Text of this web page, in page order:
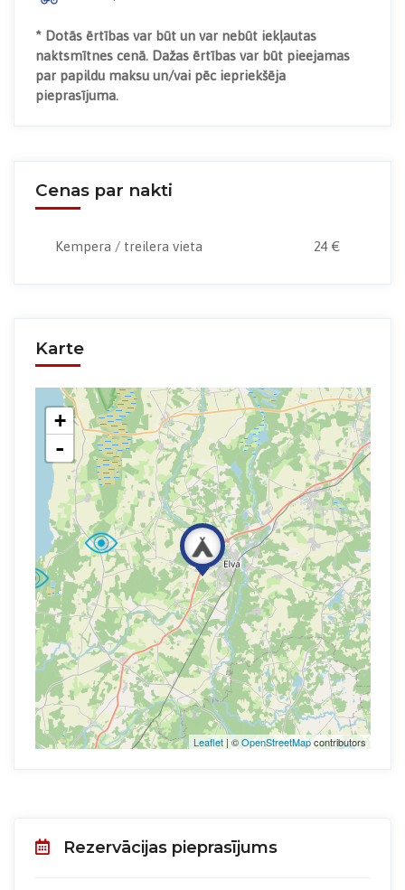
* Dotās ērtības var būt un var nebūt iekļautas
naktsmītnes cenā. Dažas ērtības var būt pieejamas
par papildu maksu un/vai pēc iepriekšēja
pieprasījuma.
Cenas par nakti
Kempera / treilera vieta 24 €
Karte
+
-
Leaflet| ©OpenStreetMapcontributors
Rezervācijas pieprasījums